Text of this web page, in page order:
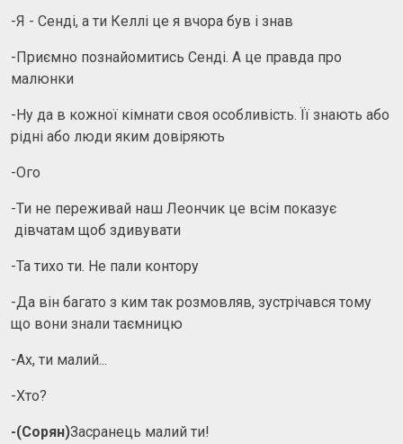
-Я - Сенді, а ти Келлі це я вчора був і знав
-Приємно познайомитись Сенді. А це правда про
малюнки
-Ну да в кожної кімнати своя особливість. Її знають або
рідні або люди яким довіряють
-Ого
-Ти не переживай наш Леончик це всім показує
дівчатам щоб здивувати
-Та тихо ти. Не пали контору
-Да він багато з ким так розмовляв, зустрічався тому
що вони знали таємницю
-Ах, ти малий...
-Хто?
-(Сорян)Засранець малий ти!